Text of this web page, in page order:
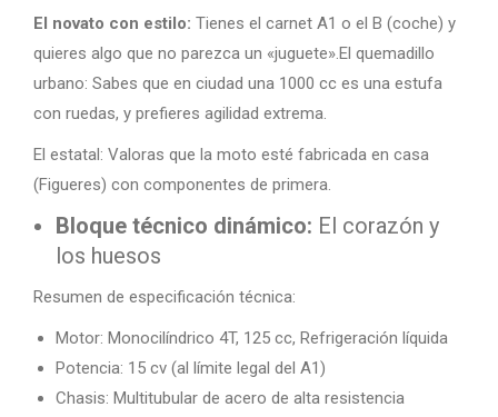
El novato con estilo: Tienes el carnet A1 o el B (coche) y
quieres algo que no parezca un «juguete».El quemadillo
urbano: Sabes que en ciudad una 1000 cc es una estufa
con ruedas, y prefieres agilidad extrema.
El estatal: Valoras que la moto esté fabricada en casa
(Figueres) con componentes de primera.
Bloque técnico dinámico: El corazón y
los huesos
Resumen de especificación técnica:
Motor: Monocilíndrico 4T, 125 cc, Refrigeración líquida
Potencia: 15 cv (al límite legal del A1)
Chasis: Multitubular de acero de alta resistencia